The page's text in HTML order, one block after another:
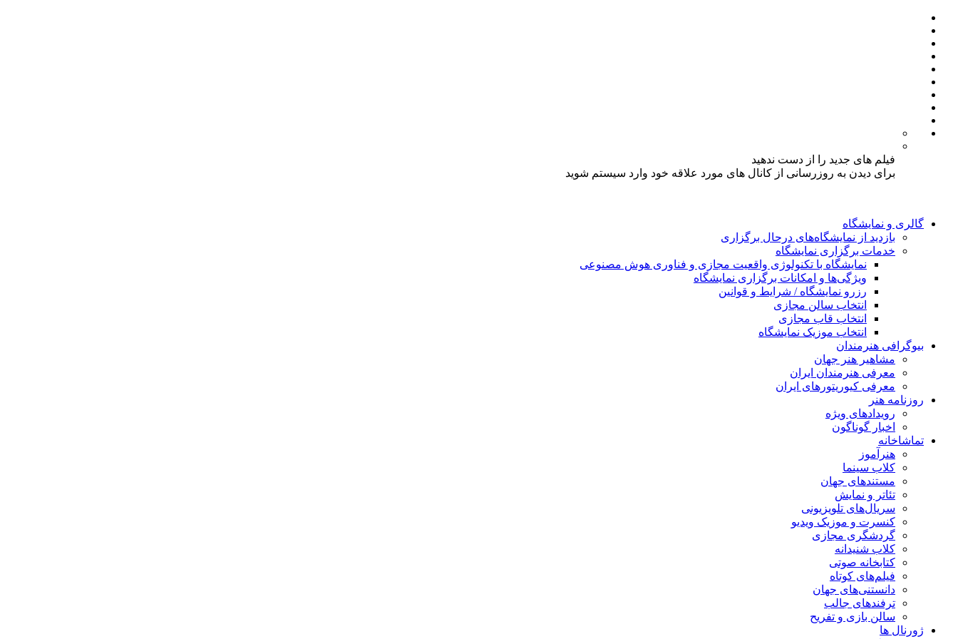
فیلم های جدید را از دست ندهید
برای دیدن به روزرسانی از کانال های مورد علاقه خود وارد سیستم شوید
گالری و نمایشگاه
بازدید از نمایشگاه‌های درحال برگزاری
خدمات برگزاری نمایشگاه
نمایشگاه با تکنولوژی واقعیت مجازی و فناوری هوش مصنوعی
ویژگی‌ها و امکانات برگزاری نمایشگاه
رزرو نمایشگاه / شرایط و قوانین
انتخاب سالن مجازی
انتخاب قاب مجازی
انتخاب موزیک نمایشگاه
بیوگرافی هنرمندان
مشاهیر هنر جهان
معرفی هنرمندان ایران
معرفی کیوریتورهای ایران
روزنامه هنر
رویدادهای ویژه
اخبار گوناگون
تماشاخانه
هنرآموز
کلاب سینما
مستندهای جهان
تئاتر و نمایش
سریال‌های تلویزیونی
کنسرت و موزیک ویدیو
گردشگری مجازی
کلاب شنیدانه
کتابخانه صوتی
فیلم‌های کوتاه
دانستنی‌های جهان
ترفندهای جالب
سالن بازی و تفریح
ژورنال ها